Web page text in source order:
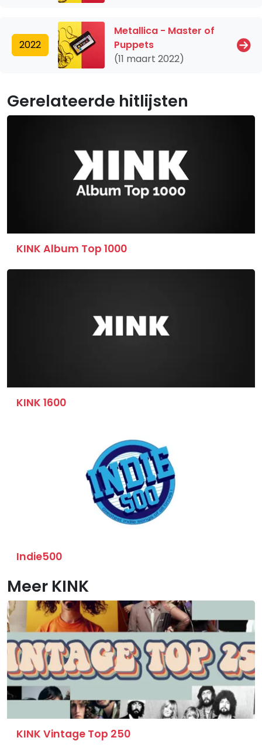
2022
Metallica - Master of
Puppets
(11 maart 2022)
Gerelateerde hitlijsten
KINK Album Top 1000
KINK 1600
Indie500
Meer KINK
KINK Vintage Top 250